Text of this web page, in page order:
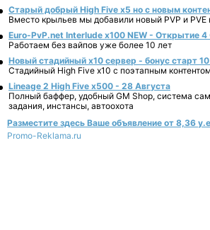
Старый добрый High Five x5 но с новым
Вместо крыльев мы добавили новый PVP и PVE
Euro-PvP.net Interlude х100 NEW - Открытие 4
Работаем без вайпов уже более 10 лет
Новый стадийный х10 сервер - бонус старт
Стадийный High Five x10 с поэтапным
Lineage 2 High Five x500 - 28 Августа
Полный баффер, удобный GM Shop, система
задания, инстансы, автоохота
Разместите здесь Ваше объявление от 8,36
Promo-Reklama.ru